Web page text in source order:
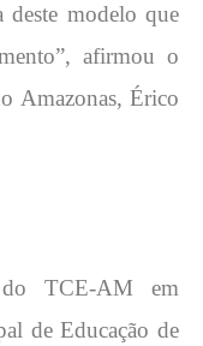
deste modelo que
afirmou o
Amazonas, Érico
do TCE-AM em
de Educação de